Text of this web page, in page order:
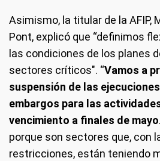
Asimismo, la titular de la AFIP,
Pont, explicó que “definimos
las condiciones de los planes
sectores críticos". “Vamos a
suspensión de las
embargos para las
vencimiento a finales de mayo
porque son sectores que, con
restricciones, están teniendo